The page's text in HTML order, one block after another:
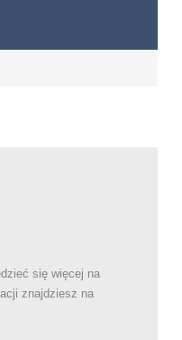
się więcej na
znajdziesz na